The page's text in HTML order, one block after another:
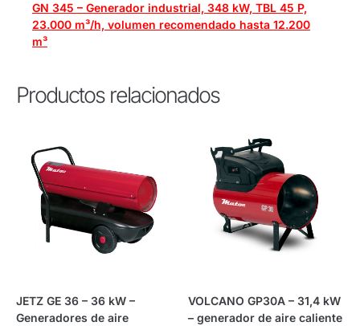
GN 345 – Generador industrial, 348 kW, TBL 45 P,
23.000 m³/h, volumen recomendado hasta 12.200
m³
Productos relacionados
JETZ GE 36 – 36 kW –
Generadores de aire
VOLCANO GP30A – 31,4 kW
– generador de aire caliente